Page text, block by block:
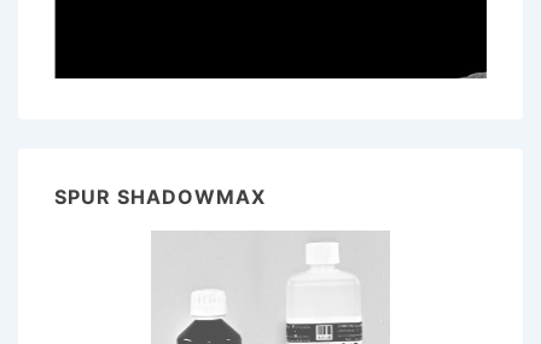
SPUR SHADOWMAX